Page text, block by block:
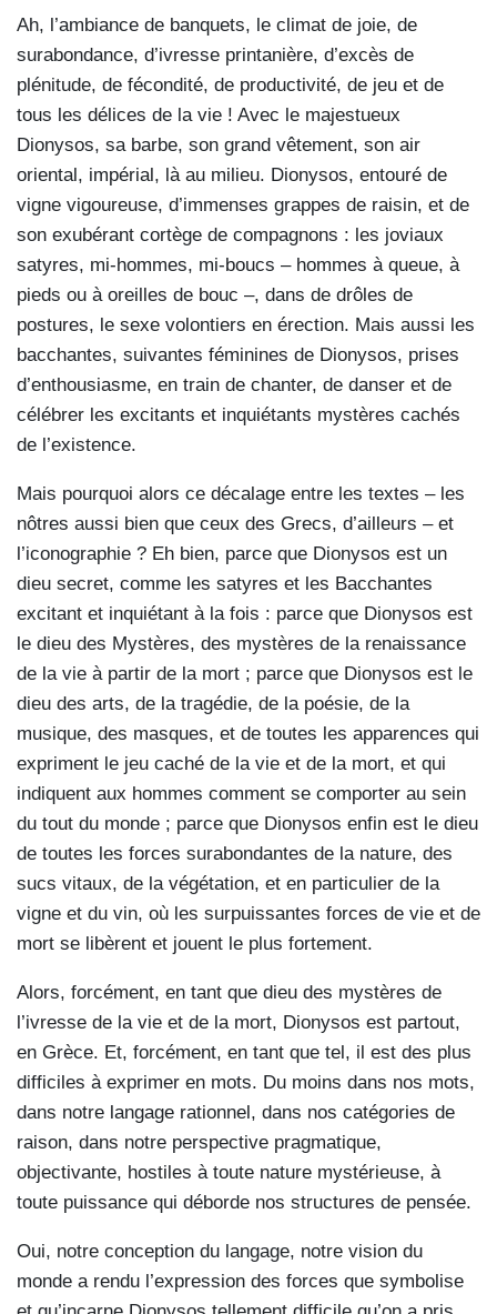
Ah, l’ambiance de banquets, le climat de joie, de
surabondance, d’ivresse printanière, d’excès de
plénitude, de fécondité, de productivité, de jeu et de
tous les délices de la vie ! Avec le majestueux
Dionysos, sa barbe, son grand vêtement, son air
oriental, impérial, là au milieu. Dionysos, entouré de
vigne vigoureuse, d’immenses grappes de raisin, et de
son exubérant cortège de compagnons : les joviaux
satyres, mi-hommes, mi-boucs – hommes à queue, à
pieds ou à oreilles de bouc –, dans de drôles de
postures, le sexe volontiers en érection. Mais aussi les
bacchantes, suivantes féminines de Dionysos, prises
d’enthousiasme, en train de chanter, de danser et de
célébrer les excitants et inquiétants mystères cachés
de l’existence.
Mais pourquoi alors ce décalage entre les textes – les
nôtres aussi bien que ceux des Grecs, d’ailleurs – et
l’iconographie ? Eh bien, parce que Dionysos est un
dieu secret, comme les satyres et les Bacchantes
excitant et inquiétant à la fois : parce que Dionysos est
le dieu des Mystères, des mystères de la renaissance
de la vie à partir de la mort ; parce que Dionysos est le
dieu des arts, de la tragédie, de la poésie, de la
musique, des masques, et de toutes les apparences qui
expriment le jeu caché de la vie et de la mort, et qui
indiquent aux hommes comment se comporter au sein
du tout du monde ; parce que Dionysos enfin est le dieu
de toutes les forces surabondantes de la nature, des
sucs vitaux, de la végétation, et en particulier de la
vigne et du vin, où les surpuissantes forces de vie et de
mort se libèrent et jouent le plus fortement.
Alors, forcément, en tant que dieu des mystères de
l’ivresse de la vie et de la mort, Dionysos est partout,
en Grèce. Et, forcément, en tant que tel, il est des plus
difficiles à exprimer en mots. Du moins dans nos mots,
dans notre langage rationnel, dans nos catégories de
raison, dans notre perspective pragmatique,
objectivante, hostiles à toute nature mystérieuse, à
toute puissance qui déborde nos structures de pensée.
Oui, notre conception du langage, notre vision du
monde a rendu l’expression des forces que symbolise